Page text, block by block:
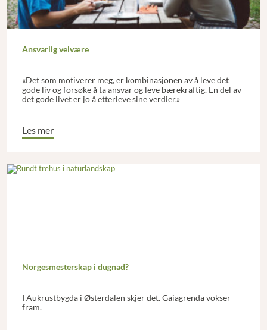
Ansvarlig velvære
«Det som motiverer meg, er kombinasjonen av å leve det
gode liv og forsøke å ta ansvar og leve bærekraftig. En del av
det gode livet er jo å etterleve sine verdier.»
Les mer
Norgesmesterskap i dugnad?
I Aukrustbygda i Østerdalen skjer det. Gaiagrenda vokser
fram.